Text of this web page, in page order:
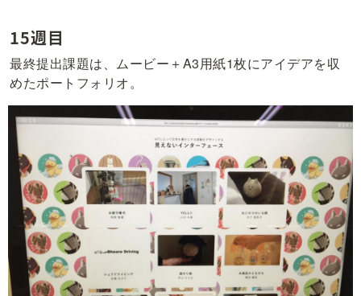
15週目
最終提出課題は、ムービー＋A3用紙1枚にアイデアを収
めたポートフォリオ。